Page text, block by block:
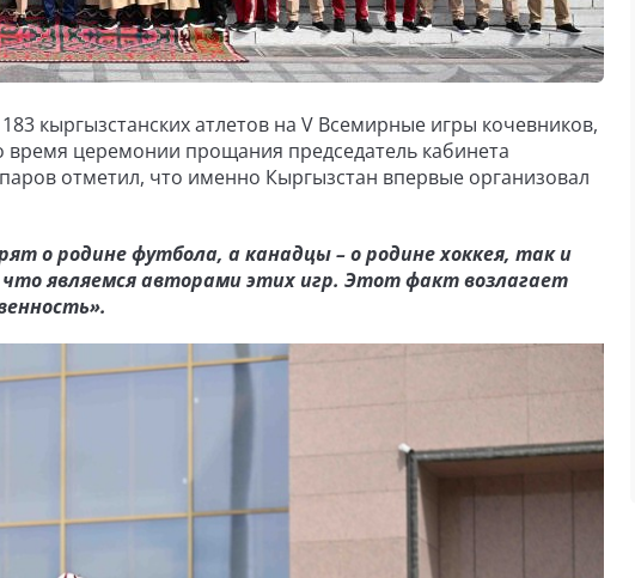
кыргызстанских атлетов на V Всемирные игры кочевников,
время церемонии прощания председатель кабинета
отметил, что именно Кыргызстан впервые организовал
о родине футбола, а канадцы – о родине хоккея, так и
являемся авторами этих игр. Этот факт возлагает